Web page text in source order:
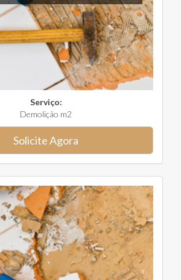
Serviço:
Demolição m2
Solicite Agora